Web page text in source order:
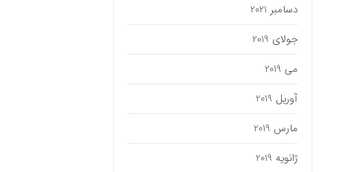
دسامبر 2021
جولای 2019
می 2019
آوریل 2019
مارس 2019
ژانویه 2019